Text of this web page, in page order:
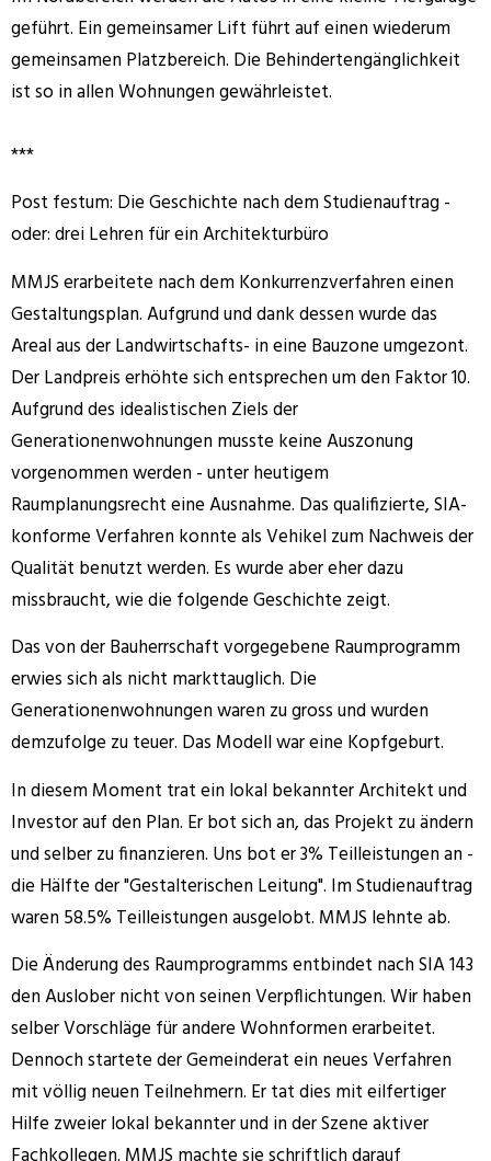
geführt. Ein gemeinsamer Lift führt auf einen wiederum
gemeinsamen Platzbereich. Die Behindertengänglichkeit
ist so in allen Wohnungen gewährleistet.
***
Post festum: Die Geschichte nach dem Studienauftrag -
oder: drei Lehren für ein Architekturbüro
MMJS erarbeitete nach dem Konkurrenzverfahren einen
Gestaltungsplan. Aufgrund und dank dessen wurde das
Areal aus der Landwirtschafts- in eine Bauzone umgezont.
Der Landpreis erhöhte sich entsprechen um den Faktor 10.
Aufgrund des idealistischen Ziels der
Generationenwohnungen musste keine Auszonung
vorgenommen werden - unter heutigem
Raumplanungsrecht eine Ausnahme. Das qualifizierte, SIA-
konforme Verfahren konnte als Vehikel zum Nachweis der
Qualität benutzt werden. Es wurde aber eher dazu
missbraucht, wie die folgende Geschichte zeigt.
Das von der Bauherrschaft vorgegebene Raumprogramm
erwies sich als nicht markttauglich. Die
Generationenwohnungen waren zu gross und wurden
demzufolge zu teuer. Das Modell war eine Kopfgeburt.
In diesem Moment trat ein lokal bekannter Architekt und
Investor auf den Plan. Er bot sich an, das Projekt zu ändern
und selber zu finanzieren. Uns bot er 3% Teilleistungen an -
die Hälfte der "Gestalterischen Leitung". Im Studienauftrag
waren 58.5% Teilleistungen ausgelobt. MMJS lehnte ab.
Die Änderung des Raumprogramms entbindet nach SIA 143
den Auslober nicht von seinen Verpflichtungen. Wir haben
selber Vorschläge für andere Wohnformen erarbeitet.
Dennoch startete der Gemeinderat ein neues Verfahren
mit völlig neuen Teilnehmern. Er tat dies mit eilfertiger
Hilfe zweier lokal bekannter und in der Szene aktiver